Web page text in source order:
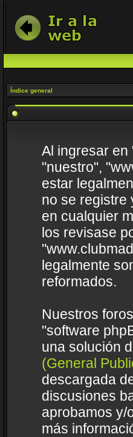
Índice general
Al ingresar en
"nuestro",
estar
no se registre
en cualquier
los revisase
legalmente
reformados.
Nuestros
"software
una solución
(General
descargada
discusiones
aprobamos y/
más